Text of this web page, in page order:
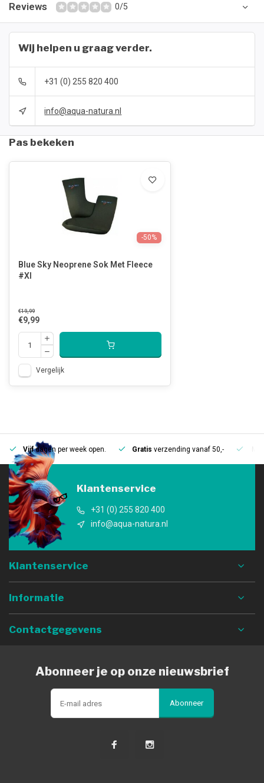
Reviews 0/5
Wij helpen u graag verder.
+31 (0) 255 820 400
info@aqua-natura.nl
Pas bekeken
-50%
Blue Sky Neoprene Sok Met Fleece
#Xl
€19,99
€9,99
Vergelijk
Vijfdagen per week open. Gratis verzending vanaf 50,-
Klantenservice
+31 (0) 255 820 400
info@aqua-natura.nl
Klantenservice
Informatie
Contactgegevens
Abonneer je op onze nieuwsbrief
Abonneer